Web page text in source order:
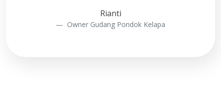
Rianti
Owner Gudang Pondok Kelapa